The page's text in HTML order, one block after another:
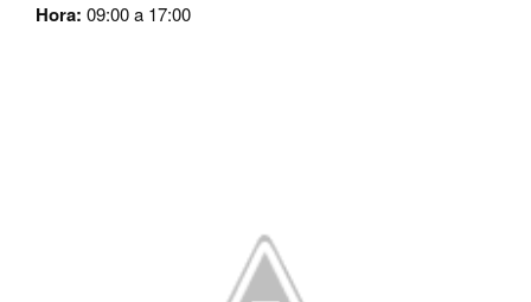
Hora: 09:00 a 17:00